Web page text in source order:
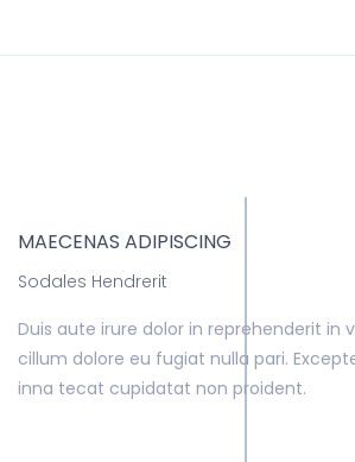
MAECENAS ADIPISCING
Sodales Hendrerit
Duis aute irure dolor in reprehenderit in
cillum dolore eu fugiat nulla pari.
inna tecat cupidatat non proident.